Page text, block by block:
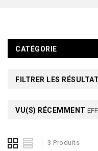
CATÉGORIE
FILTRER LES
VU(S) RÉCEMMENT
3 Produits